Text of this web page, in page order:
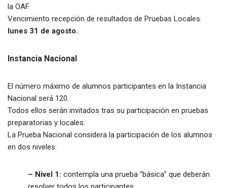
la OAF.
Vencimiento recepción de resultados de Pruebas Locales:
lunes 31 de agosto.
Instancia Nacional
El número máximo de alumnos participantes en la Instancia
Nacional será 120.
Todos ellos serán invitados tras su participación en pruebas
preparatorias y locales.
La Prueba Nacional considera la participación de los alumnos
en dos niveles:
– Nivel 1: contempla una prueba “básica” que deberán